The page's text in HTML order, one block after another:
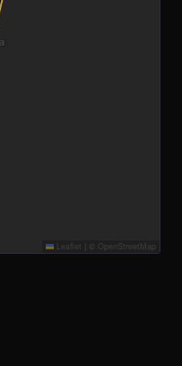
Leaflet © OpenStreetMap